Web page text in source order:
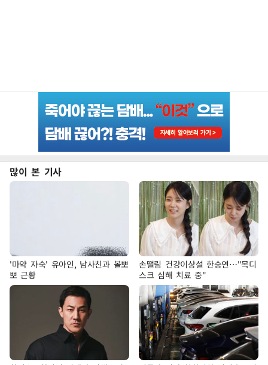
많이 본 기사
'마약 자숙' 유아인, 남사친과 볼뽀
뽀 근황
손떨림 건강이상설 한승연…"목디
스크 심해 치료 중"